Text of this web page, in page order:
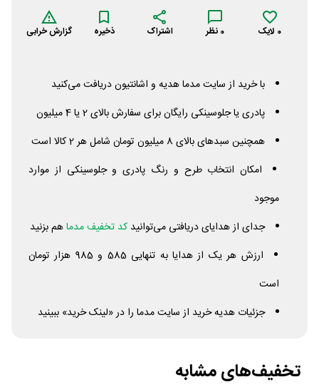
0 لایک 0 نظر اشتراک ذخیره گزارش خرابی
با خرید از سایت مدما هدیه و اشانتیون دریافت می‌کنید
پادری یا جلوسینکی رایگان برای سفارش بالای 2 یا 4 میلیون
همچنین سبدهای بالای 8 میلیون تومان شامل هر 2 کالا است
امکان انتخاب طرح و رنگ پادری و جلوسینکی از موارد
موجود
جدای از هدایای دریافتی می‌توانید کد تخفیف مدماهم بزنید
ارزش هر یک از هدایا به تنهایی 585 و 985 هزار تومان
است
جزئیات هدیه خرید از سایت مدما را در «لینک خرید» ببینید
تخفیف‌های مشابه